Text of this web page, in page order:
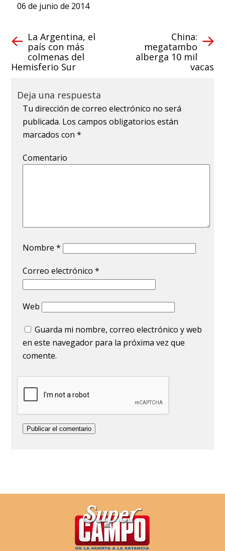
06 de junio de 2014
La Argentina, el
país con más
colmenas del
Hemisferio Sur
China:
megatambo
alberga 10 mil
vacas
Deja una respuesta
Tu dirección de correo electrónico no será
publicada. Los campos obligatorios están
marcados con*
Comentario
Nombre*
Correo electrónico*
Web
Guarda mi nombre, correo electrónico y web
en este navegador para la próxima vez que
comente.